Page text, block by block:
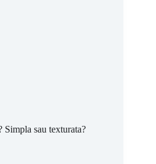
Simpla sau texturata?